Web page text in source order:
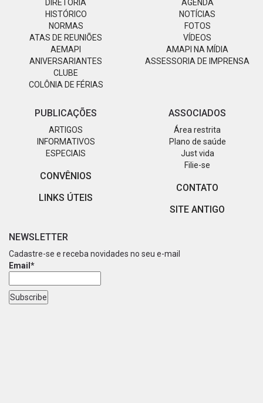
DIRETORIA
HISTÓRICO
NORMAS
ATAS DE REUNIÕES
AEMAPI
ANIVERSARIANTES
CLUBE
COLÔNIA DE FÉRIAS
AGENDA
NOTÍCIAS
FOTOS
VÍDEOS
AMAPI NA MÍDIA
ASSESSORIA DE IMPRENSA
PUBLICAÇÕES
ARTIGOS
INFORMATIVOS
ESPECIAIS
CONVÊNIOS
LINKS ÚTEIS
ASSOCIADOS
Área restrita
Plano de saúde
Just vida
Filie-se
CONTATO
SITE ANTIGO
NEWSLETTER
Cadastre-se e receba novidades no seu e-mail
Email*